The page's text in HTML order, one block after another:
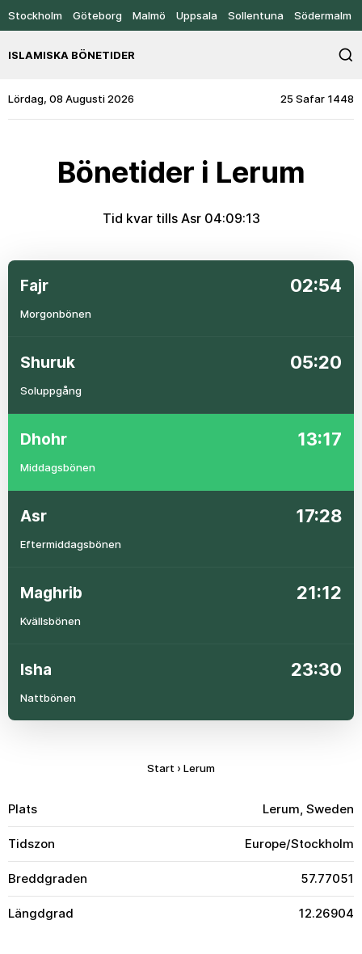
Stockholm Göteborg Malmö Uppsala Sollentuna Södermalm
ISLAMISKA BÖNETIDER
Lördag, 08 Augusti 2026 25 Safar 1448
Bönetider i Lerum
Tid kvar tills Asr 04:09:12
Fajr 02:54
Morgonbönen
Shuruk 05:20
Soluppgång
Dhohr 13:17
Middagsbönen
Asr 17:28
Eftermiddagsbönen
Maghrib 21:12
Kvällsbönen
Isha 23:30
Nattbönen
Start › Lerum
Plats Lerum, Sweden
Tidszon Europe/Stockholm
Breddgraden 57.77051
Längdgrad 12.26904